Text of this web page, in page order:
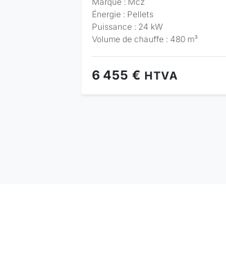
Énergie : Pellets
Puissance : 24 kW
Volume de chauffe : 480 m³
6 455 € HTVA